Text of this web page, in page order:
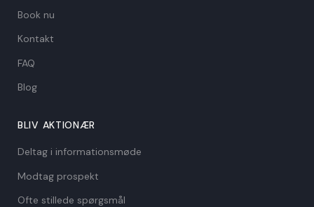
Book nu
Kontakt
FAQ
Blog
BLIV AKTIONÆR
Deltag i informationsmøde
Modtag prospekt
Ofte stillede spørgsmål